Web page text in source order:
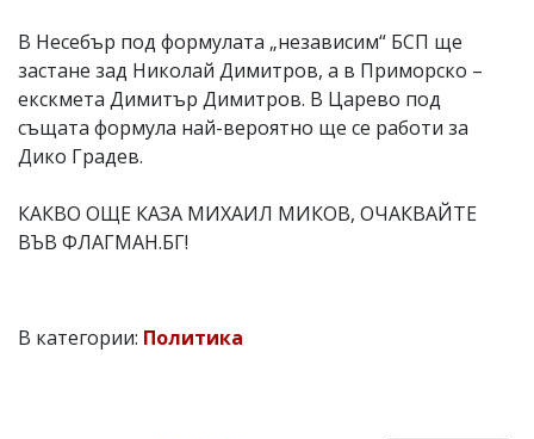
В Несебър под формулата „независим“ БСП ще
застане зад Николай Димитров, а в Приморско –
екскмета Димитър Димитров. В Царево под
същата формула най-вероятно ще се работи за
Дико Градев.
КАКВО ОЩЕ КАЗА МИХАИЛ МИКОВ, ОЧАКВАЙТЕ
ВЪВ ФЛАГМАН.БГ!
В категории: Политика